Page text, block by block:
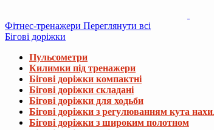
Фітнес-тренажери Переглянути всі
Бігові доріжки
Пульсометри
Килимки під тренажери
Бігові доріжки компактні
Бігові доріжки складані
Бігові доріжки для ходьби
Бігові доріжки з регулюванням кута
Бігові доріжки з широким полотном